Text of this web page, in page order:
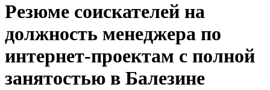
Резюме соискателей на
должность менеджера по
интернет-проектам с полной
занятостью в Балезине